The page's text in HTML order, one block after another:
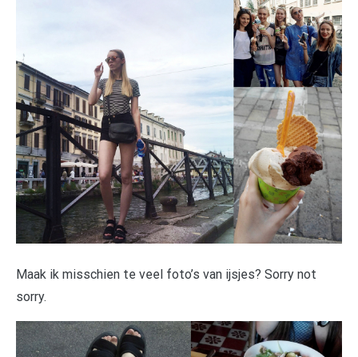
Maak ik misschien te veel foto’s van ijsjes? Sorry not
sorry.